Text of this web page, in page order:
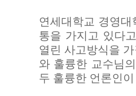
연세대학교 경영
통을 가지고 있다
열린 사고방식을
와 훌륭한 교수님
두 훌륭한 언론인